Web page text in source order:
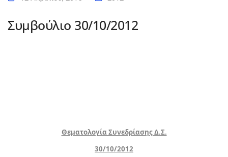
Συμβούλιο 30/10/2012
Θεματολογία Συνεδρίασης Δ.Σ.
30/10/2012